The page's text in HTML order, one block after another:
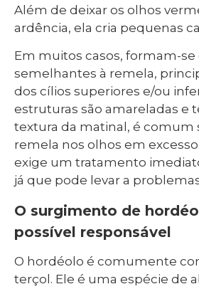
Além de deixar os olhos
ardência, ela cria pequenas
Em muitos casos, formam-
semelhantes à remela,
dos cílios superiores e/ou
estruturas são amareladas e
textura da matinal, é comum
remela nos olhos em
exige um tratamento
já que pode levar a
O surgimento de
possível responsável
O hordéolo é comumente
terçol. Ele é uma espécie de